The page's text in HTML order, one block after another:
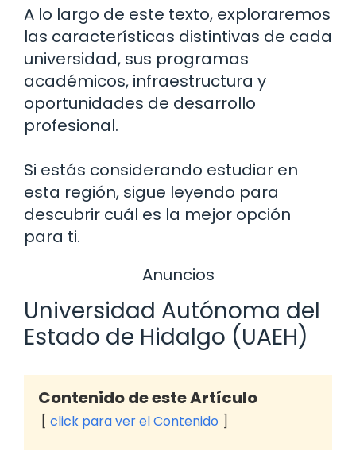
A lo largo de este texto, exploraremos
las características distintivas de cada
universidad, sus programas
académicos, infraestructura y
oportunidades de desarrollo
profesional.
Si estás considerando estudiar en
esta región, sigue leyendo para
descubrir cuál es la mejor opción
para ti.
Anuncios
Universidad Autónoma del
Estado de Hidalgo (UAEH)
Contenido de este Artículo
click para ver el Contenido